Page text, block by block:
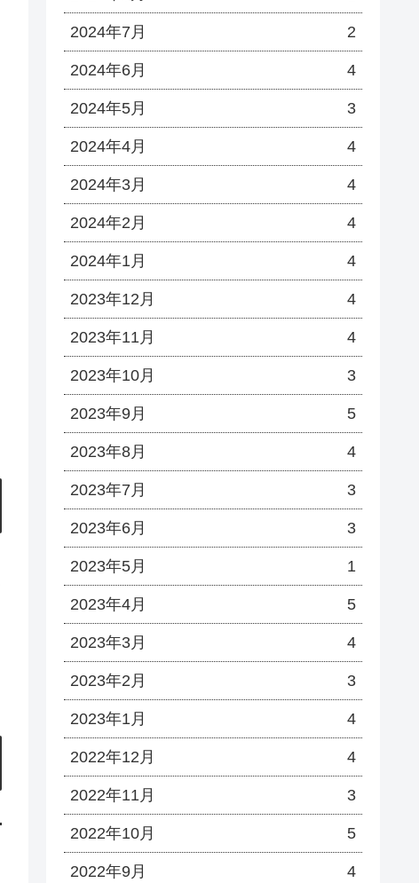
2024年7月 2
2024年6月 4
2024年5月 3
2024年4月 4
2024年3月 4
2024年2月 4
2024年1月 4
2023年12月 4
2023年11月 4
2023年10月 3
2023年9月 5
2023年8月 4
2023年7月 3
2023年6月 3
2023年5月 1
2023年4月 5
2023年3月 4
2023年2月 3
2023年1月 4
2022年12月 4
2022年11月 3
2022年10月 5
2022年9月 4